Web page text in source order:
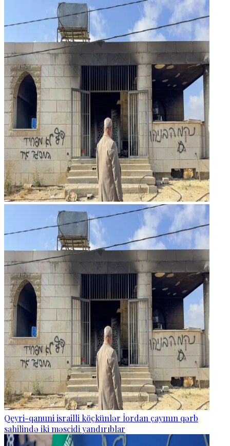
Qeyri-qanuni israilli köçkünlər İordan çayının qərb
sahilində iki məscidi yandırıblar